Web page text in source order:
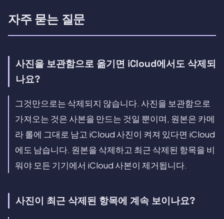
자주 묻는 질문
사진을 보관함으로 옮기면 iCloud에서도 삭제되
나요?
그것만으로는 삭제되지 않습니다. 사진을 보관함으로
가져오는 것은 사본을 만드는 것일 뿐이며, 원본은 카메
라 롤에 그대로 남고 iCloud 사진이 켜져 있다면 iCloud
에도 남습니다. 원본을 삭제하고 최근 삭제된 항목을 비
워야 모든 기기에서 iCloud 사본이 제거됩니다.
사진이 최근 삭제된 항목에 계속 보이나요?